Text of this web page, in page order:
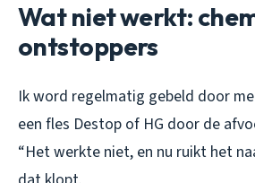
Wat niet werkt:
ontstoppers
Ik word regelmatig gebeld door
een fles Destop of HG door de
“Het werkte niet, en nu ruikt het